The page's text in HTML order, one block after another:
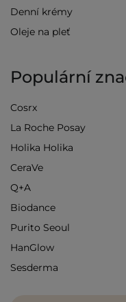
Denní krémy
Oleje na pleť
Populární
Cosrx
La Roche Posay
Holika Holika
CeraVe
Q+A
Biodance
Purito Seoul
HanGlow
Sesderma